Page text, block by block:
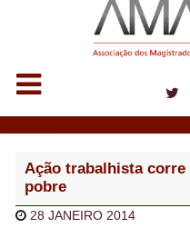
Ação trabalhista
pobre
28 JANEIRO 2014